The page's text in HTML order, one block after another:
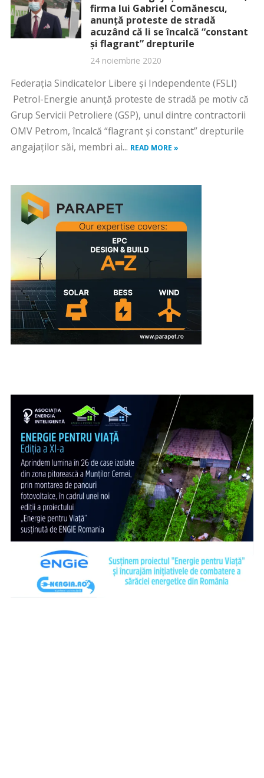
firma lui Gabriel Comănescu,
anunță proteste de stradă
acuzând că li se încalcă “constant
și flagrant” drepturile
24 noiembrie 2020
Federația Sindicatelor Libere și Independente (FSLI)
Petrol-Energie anunță proteste de stradă pe motiv că
Grup Servicii Petroliere (GSP), unul dintre contractorii
OMV Petrom, încalcă “flagrant și constant” drepturile
angajaților săi, membri ai... READ MORE »